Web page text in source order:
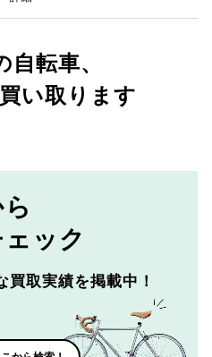
転車、
い取ります
ック
買取実績を掲載中！